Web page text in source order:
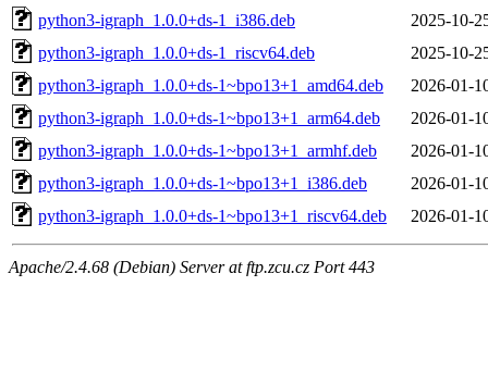
python3-igraph_1.0.0+ds-1_i386.deb
2025-10-
python3-igraph_1.0.0+ds-1_riscv64.deb
2025-10-
python3-igraph_1.0.0+ds-1~bpo13+1_amd64.deb
2026-01-
python3-igraph_1.0.0+ds-1~bpo13+1_arm64.deb
2026-01-
python3-igraph_1.0.0+ds-1~bpo13+1_armhf.deb
2026-01-
python3-igraph_1.0.0+ds-1~bpo13+1_i386.deb
2026-01-
python3-igraph_1.0.0+ds-1~bpo13+1_riscv64.deb
2026-01-
Apache/2.4.68 (Debian) Server at ftp.zcu.cz Port 443